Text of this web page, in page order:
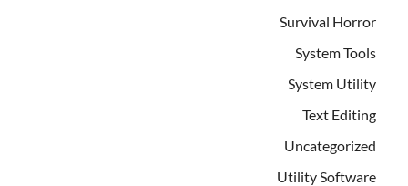
Survival Horror
System Tools
System Utility
Text Editing
Uncategorized
Utility Software